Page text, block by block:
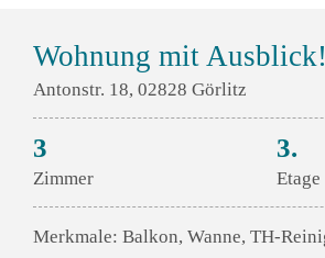
Wohnung mit
Antonstr. 18, 02828 Görlitz
3
Zimmer
3.
Etage
Merkmale: Balkon, Wanne, TH-